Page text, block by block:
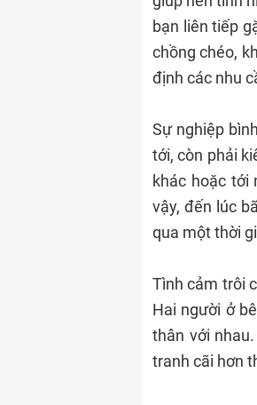
bạn liên tiếp
chồng chéo,
định các nhu
Sự nghiệp
tới, còn phải
khác hoặc tới
vậy, đến lúc
qua một thời
Tình cảm trôi
Hai người ở
thân với
tranh cãi hơn